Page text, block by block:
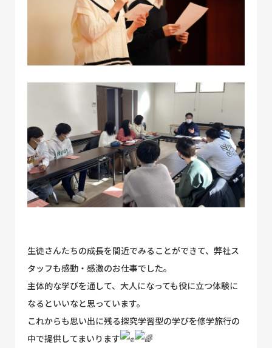
生徒さんたちの成長を間近でみることができて、弊社ス
タッフも感動・感激のお仕事でした。
主体的な学びを通して、大人になっても役に立つ体験に
なるといいなと思っています。
これからも思い出に残る探究学習型の学びを修学旅行の
中で提供してまいります